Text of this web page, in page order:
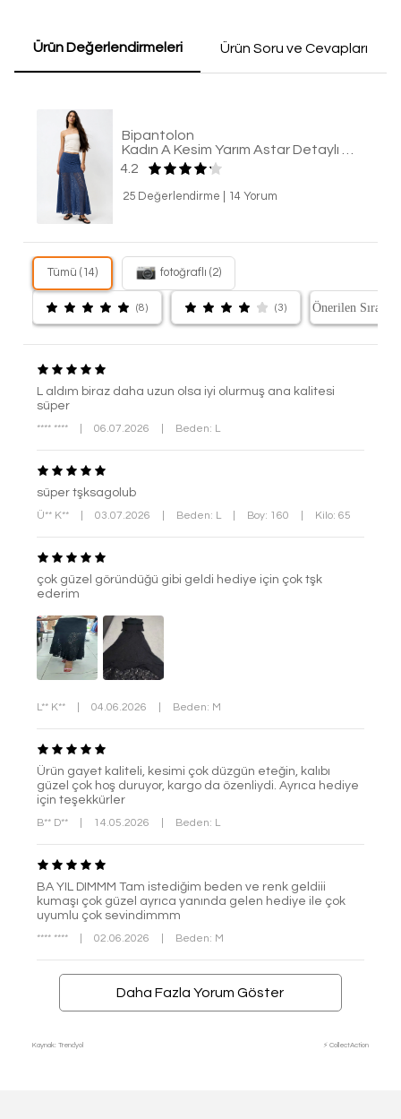
Ürün Değerlendirmeleri Ürün Soru ve Cevapları
Bipantolon
4.2
25 Değerlendirme 14 Yorum
Tümü (14) fotoğraflı (2)
(8) (3)
L aldım biraz daha uzun olsa iyi olurmuş ana kalitesi
süper
**** **** 06.07.2026 Beden: L
süper tşksagolub
Ü** K** 03.07.2026 Beden: L Boy: 160 Kilo: 65
çok güzel göründüğü gibi geldi hediye için çok tşk
ederim
L** K** 04.06.2026 Beden: M
Ürün gayet kaliteli, kesimi çok düzgün eteğin, kalıbı
güzel çok hoş duruyor, kargo da özenliydi. Ayrıca hediye
için teşekkürler
B** D** 14.05.2026 Beden: L
BA YIL DIMMM Tam istediğim beden ve renk geldiii
kumaşı çok güzel ayrıca yanında gelen hediye ile çok
uyumlu çok sevindimmm
**** **** 02.06.2026 Beden: M
Daha Fazla Yorum Göster
Kaynak: Trendyol ⚡ CollectAction